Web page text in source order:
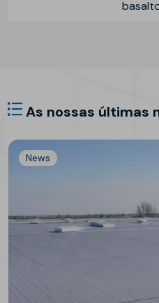
As nossas últimas
News